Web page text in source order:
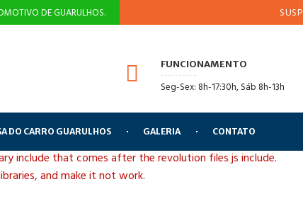
DE GUARULHOS. SUSPENSÃO
FUNCIONAMENTO
Seg-Sex: 8h-17:30h, Sáb 8h-13h
DO CARRO GUARULHOS GALERIA CONTATO
include that comes after the revolution files js include.
and make it not work.